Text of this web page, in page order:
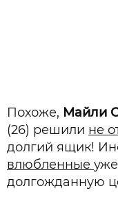
Похоже, Майли
(26) решили не
долгий ящик!
влюбленные
долгожданную